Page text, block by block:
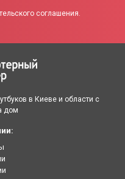
соглашения.
в Киеве и области с
дом